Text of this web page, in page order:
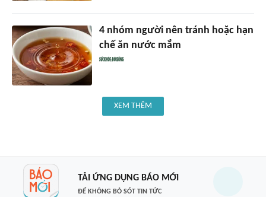
4 nhóm người nên tránh hoặc hạn
chế ăn nước mắm
XEM THÊM
TẢI ỨNG DỤNG BÁO MỚI
ĐỂ KHÔNG BỎ SÓT TIN TỨC